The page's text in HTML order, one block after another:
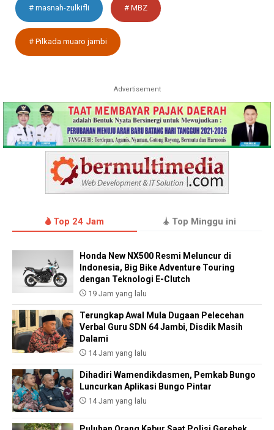
# masnah-zulkifli # MBZ
# Pilkada muaro jambi
Advertisement
Top 24 Jam Top Minggu ini
Honda New NX500 Resmi Meluncur di
Indonesia, Big Bike Adventure Touring
dengan Teknologi E-Clutch
19 Jam yang lalu
Terungkap Awal Mula Dugaan Pelecehan
Verbal Guru SDN 64 Jambi, Disdik Masih
Dalami
14 Jam yang lalu
Dihadiri Wamendikdasmen, Pemkab Bungo
Luncurkan Aplikasi Bungo Pintar
14 Jam yang lalu